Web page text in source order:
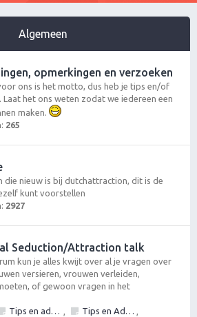
Algemeen
opmerkingen en verzoeken
ons is het motto, dus heb je tips en/of
het ons weten zodat we iedereen een
maken.
265
die nieuw is bij dutchattraction, dit is de
kunt voorstellen
2927
Seduction/Attraction talk
kun je alles kwijt over al je vragen over
versieren, vrouwen verleiden,
of gewoon vragen in het
Tips en advies vrouwen versieren: Algemeen , Tips en Advies: Openen & Gesprekstechnieken. Openingszinnen en zin om te openen. De eerste stap om te gaan vrouwen versieren.
,